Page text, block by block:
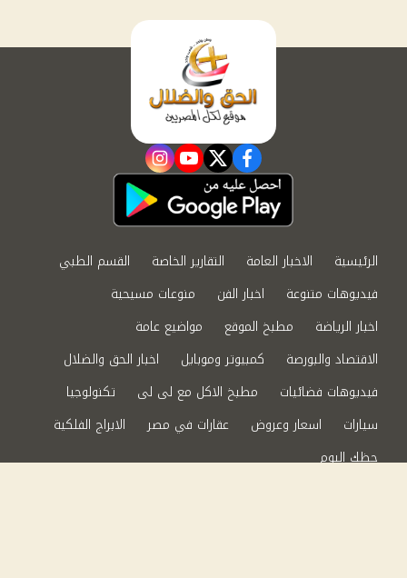
facebook
twitter
youtube
instagram
الرئيسية الاخبار العامة التقارير الخاصة
القسم الطبي
فيديوهات متنوعة
اخبار الفن
منوعات مسيحية
اخبار الرياضة
مطبخ الموقع
مواضيع عامة
الاقتصاد والبورصة
كمبيوتر وموبايل
اخبار الحق والضلال
فيديوهات فضائيات
مطبخ الاكل مع لى لى
تكنولوجيا
سيارات
اسعار وعروض عقارات في مصر
الابراج الفلكية
حظك اليوم